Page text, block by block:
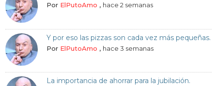
Por ElPutoAmo , hace 2 semanas
Y por eso las pizzas son cada vez más pequeñas.
Por ElPutoAmo , hace 3 semanas
La importancia de ahorrar para la jubilación.